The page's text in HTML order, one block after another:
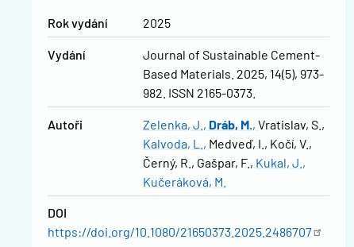
Rok vydání 2025
Vydání
Journal of Sustainable Cement-
Based Materials. 2025, 14(5), 973-
982. ISSN 2165-0373.
Autoři Zelenka, J. Dráb, M. Vratislav, S.
Kalvoda, L.
Medveď, I.
Kočí, V.
Černý, R.
Gašpar, F. Kukal, J.
Kučeráková, M.
DOI
https://doi.org/10.1080/21650373.2025.2486707